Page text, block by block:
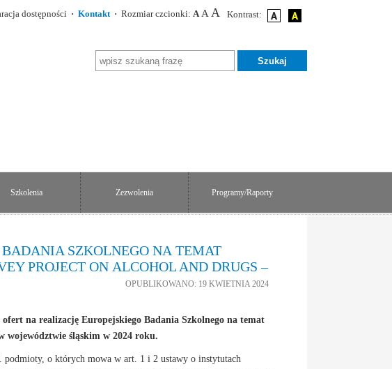
dostępności · Kontakt · Rozmiar czcionki: A A A Kontrast:
Szkolenia Zezwolenia Programy/Raporty
SZKOLNEGO NA TEMAT
PROJECT ON ALCOHOL AND DRUGS –
OPUBLIKOWANO: 19 KWIETNIA 2024
na realizację Europejskiego Badania Szkolnego na temat
województwie śląskim w 2024 roku.
podmioty, o których mowa w art. 1 i 2 ustawy o instytutach